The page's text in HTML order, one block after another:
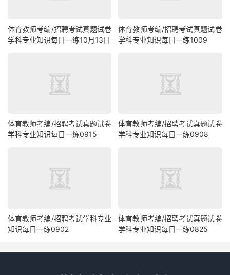
体育教师考编/招聘考试真题试卷
学科专业知识每日一练10月13日
体育教师考编/招聘考试真题试卷
学科专业知识每日一练1009
体育教师考编/招聘考试真题试卷
学科专业知识每日一练0915
体育教师考编/招聘考试真题试卷
学科专业知识每日一练0908
体育教师考编/招聘考试学科专业
知识每日一练0902
体育教师考编/招聘考试真题试卷
学科专业知识每日一练0825